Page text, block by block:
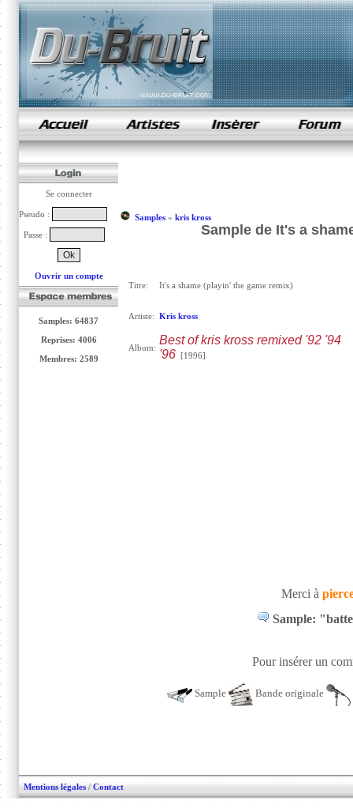
samples de rap
Se connecter
Pseudo :
Passe :
Ouvrir un compte
Samples: 64837
Reprises: 4006
Membres: 2589
Samples» kris kross
Sample de It's a
Titre: It's a shame (playin' the game remix)
Artiste: Kris kross
Album:
Best of kris kross remixed '92 '94
'96[1996]
Merci à
Sample:
Pour insérer un
Sample Bande originale
Mentions légales / Contact